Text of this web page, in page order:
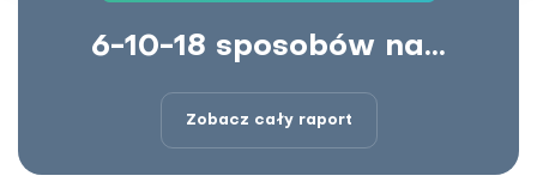
6-10-18 sposobów na...
Zobacz cały raport